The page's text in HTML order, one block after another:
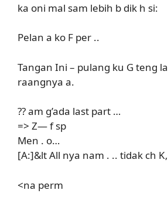
ka oni mal sam lebih b dik h si:
Pelan a ko F per ..
Tangan Ini – pulang ku G teng
raangnya a.
?? am g’ada last part …
=> Z— f sp
Men . o…
[A:]&lt All nya nam . .. tidak ch
<na perm